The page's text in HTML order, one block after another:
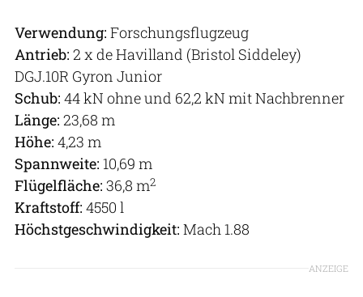
Verwendung: Forschungsflugzeug
Antrieb: 2 x de Havilland (Bristol Siddeley)
DGJ.10R Gyron Junior
Schub: 44 kN ohne und 62,2 kN mit Nachbrenner
Länge: 23,68 m
Höhe: 4,23 m
Spannweite: 10,69 m
Flügelfläche: 36,8 m2
Kraftstoff: 4550 l
Höchstgeschwindigkeit: Mach 1.88
ANZEIGE